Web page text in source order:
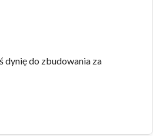
dynię do zbudowania za